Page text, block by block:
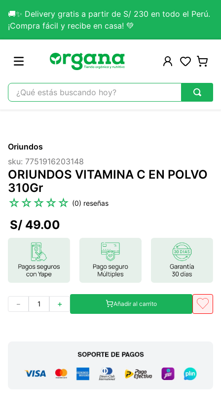
🚚✨ Delivery gratis a partir de S/ 230 en todo el Perú.
¡Compra fácil y recibe en casa! 💚
¿Qué estás buscando hoy?
2.
citrato magnesio
3.
colageno
4 .
kefir
5 .
glicinato magnesio
magnesio
9.
stevia
Oriundos
sku: 7751916203148
ORIUNDOS VITAMINA C EN POLVO
310Gr
☆☆☆☆☆ (0)
S/ 49.00
＋
－ Añadir al carrito